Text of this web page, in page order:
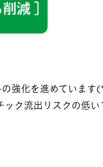
強化を進めていま
ク流出リスクの低